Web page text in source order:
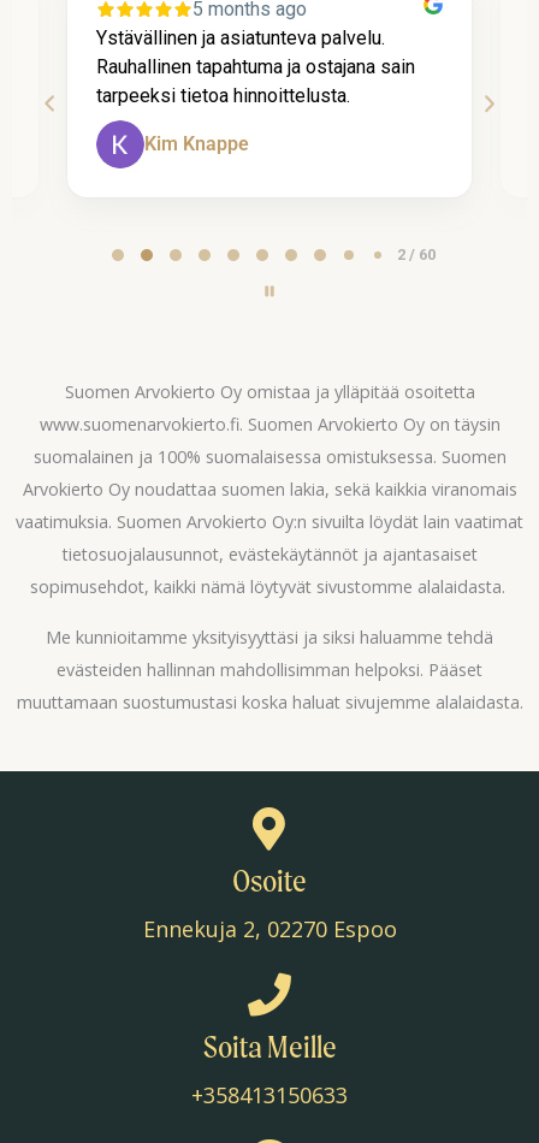
1 year ago
Pääsy nopealla aikataululla paikalle,
luotettava ja asiantunteva palvelu, hyvä
korvaus ja maksun saanti nopeaa.
TM
3 / 60
Suomen Arvokierto Oy omistaa ja ylläpitää osoitetta
www.suomenarvokierto.fi. Suomen Arvokierto Oy on täysin
suomalainen ja 100% suomalaisessa omistuksessa. Suomen
Arvokierto Oy noudattaa suomen lakia, sekä kaikkia viranomais
vaatimuksia. Suomen Arvokierto Oy:n sivuilta löydät lain vaatimat
tietosuojalausunnot, evästekäytännöt ja ajantasaiset
sopimusehdot, kaikki nämä löytyvät sivustomme alalaidasta.
Me kunnioitamme yksityisyyttäsi ja siksi haluamme tehdä
evästeiden hallinnan mahdollisimman helpoksi. Pääset
muuttamaan suostumustasi koska haluat sivujemme alalaidasta.
Osoite
Ennekuja 2, 02270 Espoo
Soita Meille
+358413150633